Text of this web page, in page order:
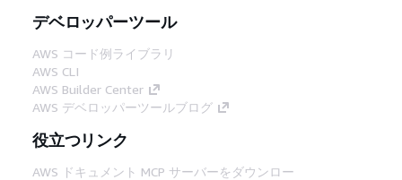
デベロッパーツール
AWS コード例ライブラリ
AWS CLI
AWS Builder Center
AWS デベロッパーツールブログ
役立つリンク
AWS ドキュメント MCP サーバーをダウンロー